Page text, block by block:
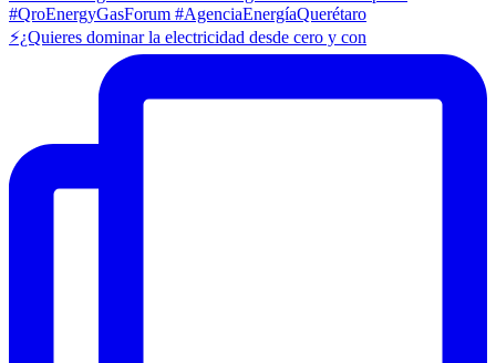
⚡¿Quieres dominar la electricidad desde cero y con